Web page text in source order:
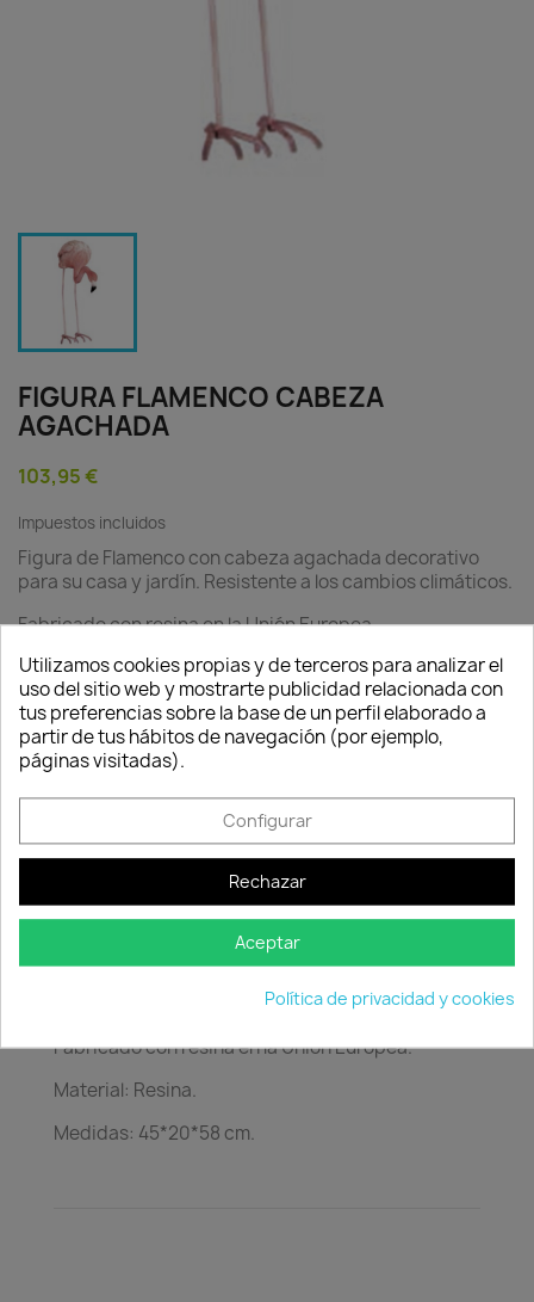
FIGURA FLAMENCO CABEZA
AGACHADA
103,95 €
Impuestos incluidos
Figura de Flamenco con cabeza agachada decorativo
para su casa y jardín. Resistente a los cambios climáticos.
Fabricado con resina en la Unión Europea.
Cantidad
 AÑADIR AL CARRITO favorite_border
Descripción Detalles del producto
Figura de Flamenco con cabeza agachada
Fabricado con resina en la Unión Europea.
Material: Resina.
Medidas: 45*20*58 cm.
Utilizamos cookies propias y de terceros para analizar el
uso del sitio web y mostrarte publicidad relacionada con
tus preferencias sobre la base de un perfil elaborado a
partir de tus hábitos de navegación (por ejemplo,
páginas visitadas).
Configurar
Rechazar
Aceptar
Política de privacidad y cookies
Consentimiento de cookies